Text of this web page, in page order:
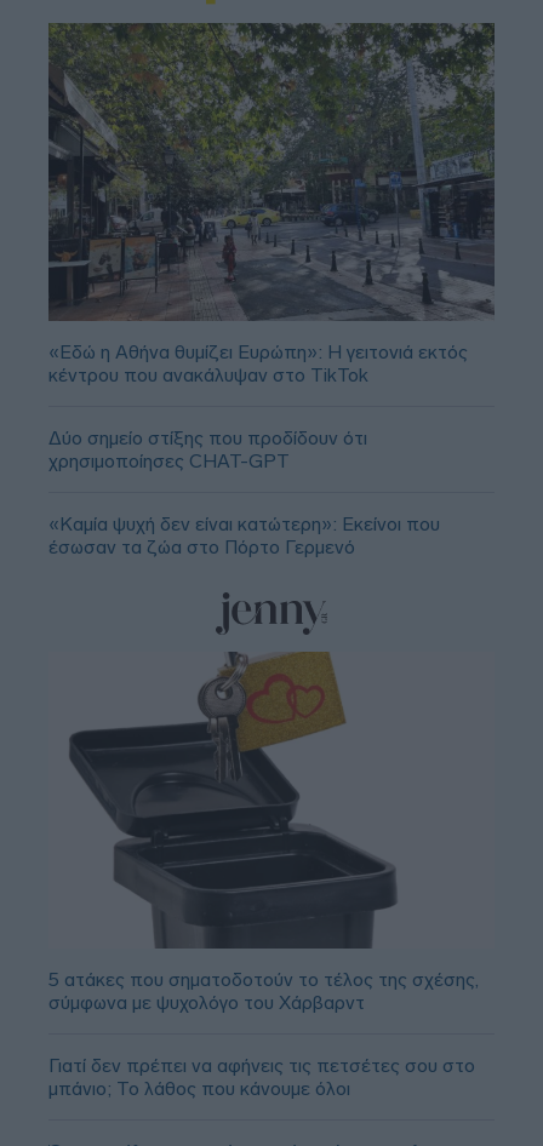
«Εδώ η Αθήνα θυμίζει Ευρώπη»: H γειτονιά εκτός
κέντρου που ανακάλυψαν στο TikTok
Δύο σημείο στίξης που προδίδουν ότι
χρησιμοποίησες CHAT-GPT
«Καμία ψυχή δεν είναι κατώτερη»: Εκείνοι που
έσωσαν τα ζώα στο Πόρτο Γερμενό
5 ατάκες που σηματοδοτούν το τέλος της σχέσης,
σύμφωνα με ψυχολόγο του Χάρβαρντ
Γιατί δεν πρέπει να αφήνεις τις πετσέτες σου στο
μπάνιο; Το λάθος που κάνουμε όλοι